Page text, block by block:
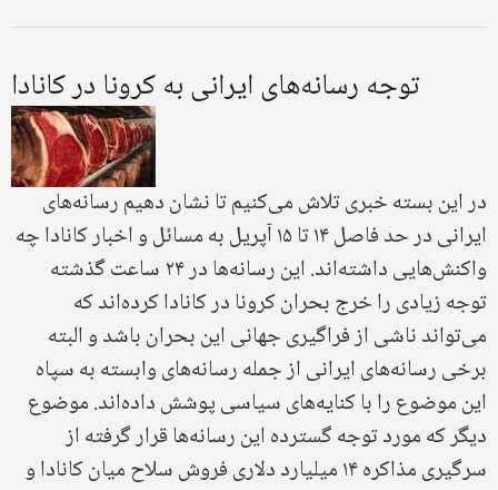
توجه رسانه‌های ایرانی به کرونا در کانادا
در این بسته خبری تلاش می‌کنیم تا نشان دهیم رسانه‌های
ایرانی در حد فاصل ۱۴ تا ۱۵ آپریل به مسائل و اخبار کانادا چه
واکنش‌هایی داشته‌اند. این رسانه‌ها در ۲۴ ساعت گذشته
توجه زیادی را خرج بحران کرونا در کانادا کرده‌اند که
می‌تواند ناشی از فراگیری جهانی این بحران باشد و البته
برخی رسانه‌های ایرانی از جمله رسانه‌های وابسته به سپاه
این موضوع را با کنایه‌های سیاسی پوشش داده‌اند. موضوع
دیگر که مورد توجه گسترده این رسانه‌ها قرار گرفته از
سرگیری مذاکره ۱۴ میلیارد دلاری فروش سلاح میان کانادا و